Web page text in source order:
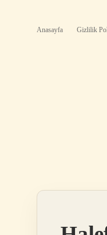
Anasayfa Gizlilik